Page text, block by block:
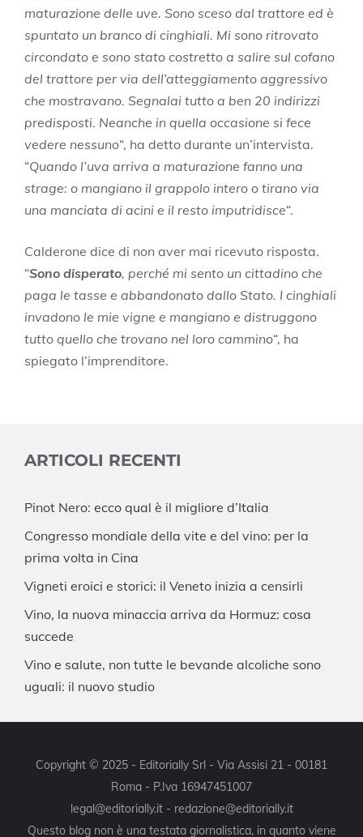
maturazione delle uve. Sono sceso dal trattore ed è
spuntato un branco di cinghiali. Mi sono ritrovato
circondato e sono stato costretto a salire sul cofano
del trattore per via dell’atteggiamento aggressivo
che mostravano. Segnalai tutto a ben 20 indirizzi
predisposti. Neanche in quella occasione si fece
vedere nessuno“, ha detto durante un’intervista.
“Quando l’uva arriva a maturazione fanno una
strage: o mangiano il grappolo intero o tirano via
una manciata di acini e il resto imputridisce“.
Calderone dice di non aver mai ricevuto risposta.
“Sono disperato, perché mi sento un cittadino che
paga le tasse e abbandonato dallo Stato. I cinghiali
invadono le mie vigne e mangiano e distruggono
tutto quello che trovano nel loro cammino“, ha
spiegato l’imprenditore.
ARTICOLI RECENTI
Pinot Nero: ecco qual è il migliore d’Italia
Congresso mondiale della vite e del vino: per la
prima volta in Cina
Vigneti eroici e storici: il Veneto inizia a censirli
Vino, la nuova minaccia arriva da Hormuz: cosa
succede
Vino e salute, non tutte le bevande alcoliche sono
uguali: il nuovo studio
Copyright © 2025 - Editorially Srl - Via Assisi 21 - 00181
Roma - P.Iva 16947451007
legal@editorially.it - redazione@editorially.it
Questo blog non è una testata giornalistica, in quanto viene